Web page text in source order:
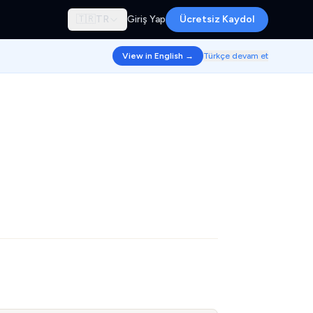
🇹🇷 TR Giriş Yap Ücretsiz Kaydol
View in English → Türkçe devam et